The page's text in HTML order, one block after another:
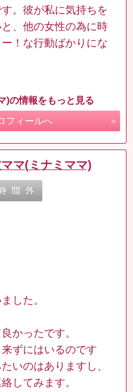
。彼が私に気持ちを
、他の女性の為に時
！な行動ばかりにな
)の情報をもっと見る
フィールへ
マ(ミナミママ)
した。
かったです。
ずにはいるのです
いのはありますし、
してみます。